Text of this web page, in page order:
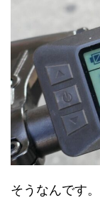
そうなんです。